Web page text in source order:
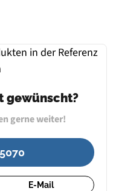
gewünscht?
gerne weiter!
E-Mail